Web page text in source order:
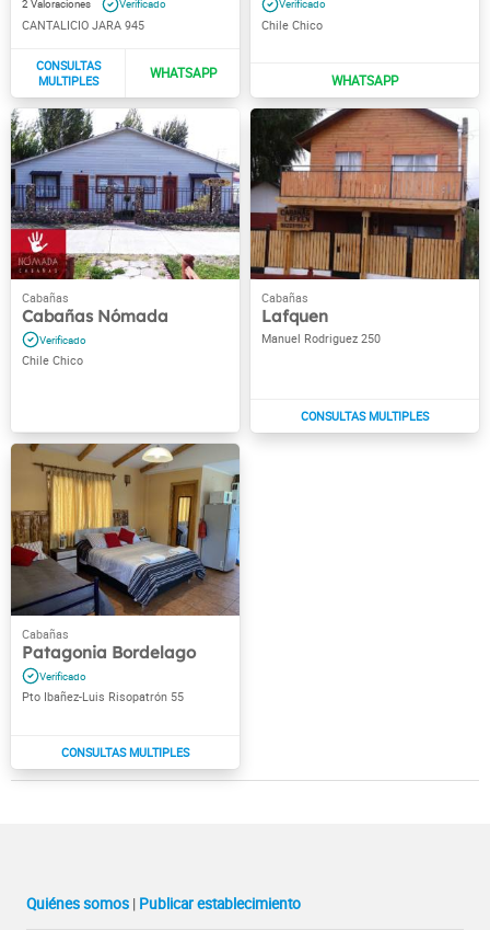
2
CANTALICIO JARA 945 Chile Chico
Cabañas Nómada
Chile Chico
Lafquen
Manuel Rodriguez 250
Patagonia Bordelago
Pto Ibañez-Luis Risopatrón 55
Quiénes somos | Publicar establecimiento